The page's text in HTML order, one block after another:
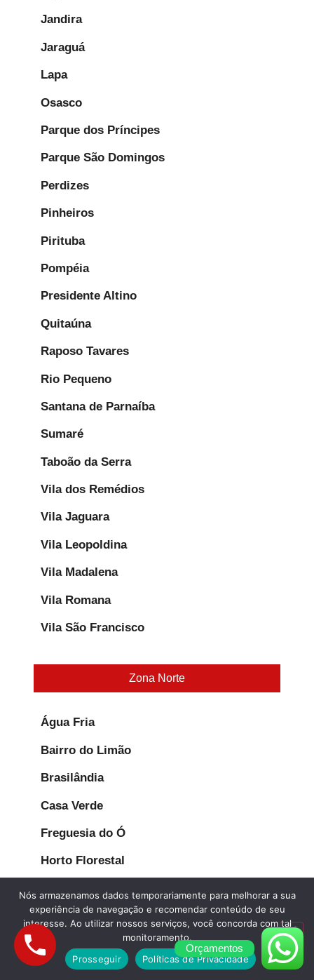
Jandira
Jaraguá
Lapa
Osasco
Parque dos Príncipes
Parque São Domingos
Perdizes
Pinheiros
Pirituba
Pompéia
Presidente Altino
Quitaúna
Raposo Tavares
Rio Pequeno
Santana de Parnaíba
Sumaré
Taboão da Serra
Vila dos Remédios
Vila Jaguara
Vila Leopoldina
Vila Madalena
Vila Romana
Vila São Francisco
Zona Norte
Água Fria
Bairro do Limão
Brasilândia
Casa Verde
Freguesia do Ó
Horto Florestal
Jaçanã
Jardim Peri Peri
José Bonifácio
Orçamentos
Nós armazenamos dados temporariamente para melhorar a sua
experiência de navegação e recomendar conteúdo de seu
interesse. Ao utilizar nossos serviços, você concorda com tal
monitoramento.
Prosseguir
Políticas de Privacidade